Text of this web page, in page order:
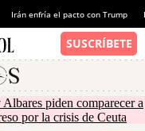
Irán enfría el pacto con Trump
piden comparecer a
por la crisis de Ceuta